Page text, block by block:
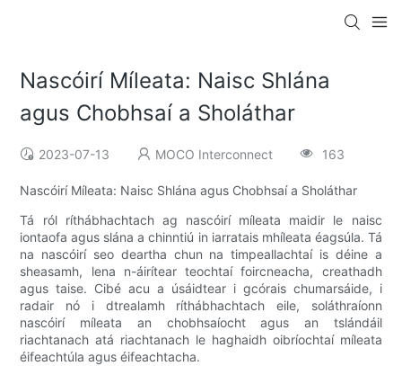
Nascóirí Míleata: Naisc Shlána
agus Chobhsaí a Sholáthar
2023-07-13 MOCO Interconnect 163
Nascóirí Míleata: Naisc Shlána agus Chobhsaí a Sholáthar
Tá ról ríthábhachtach ag nascóirí míleata maidir le naisc
iontaofa agus slána a chinntiú in iarratais mhíleata éagsúla. Tá
na nascóirí seo deartha chun na timpeallachtaí is déine a
sheasamh, lena n-áirítear teochtaí foircneacha, creathadh
agus taise. Cibé acu a úsáidtear i gcórais chumarsáide, i
radair nó i dtrealamh ríthábhachtach eile, soláthraíonn
nascóirí míleata an chobhsaíocht agus an tslándáil
riachtanach atá riachtanach le haghaidh oibríochtaí míleata
éifeachtúla agus éifeachtacha.